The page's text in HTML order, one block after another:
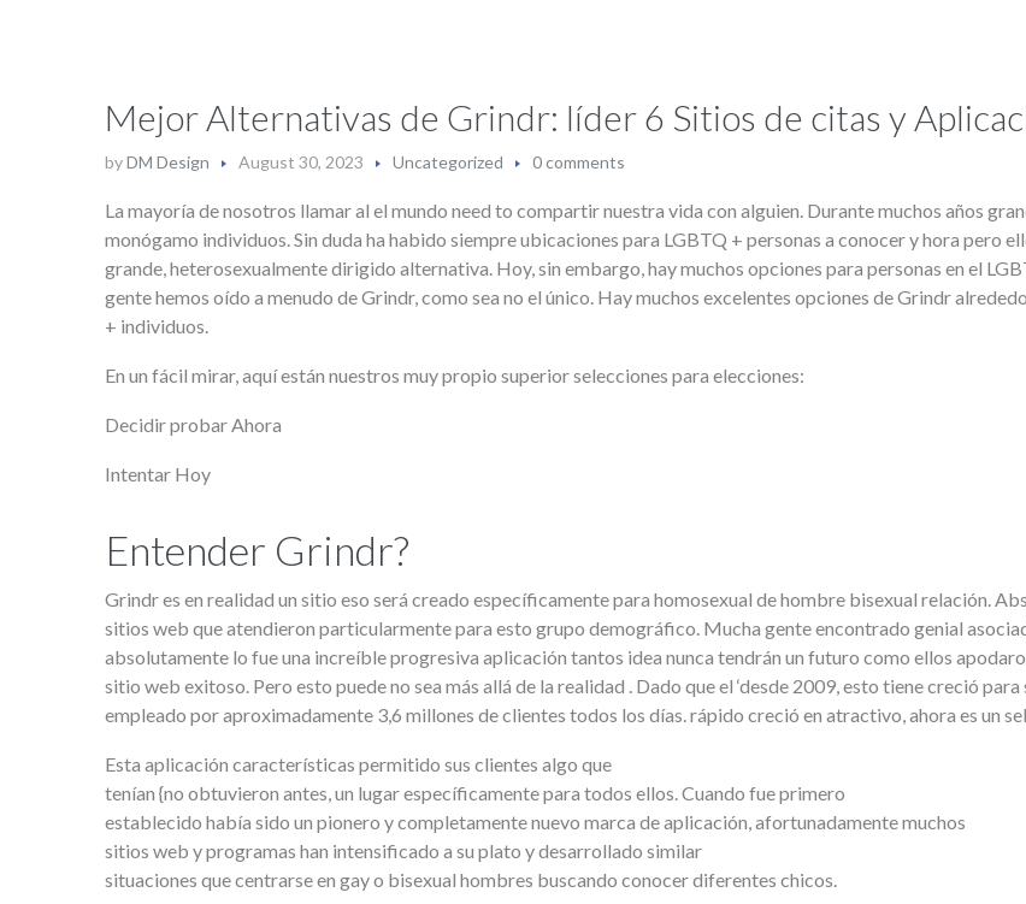
Mejor Alternativas de Grindr: líder 6 Sitios de citas y
byDM Design August 30, 2023 Uncategorized 0 comments
La mayoría de nosotros llamar al el mundo need to compartir nuestra vida ​​con alguien. Durante muchos años
monógamo individuos. Sin duda ha habido siempre ubicaciones para LGBTQ + personas a conocer y hora pero
grande, heterosexualmente dirigido alternativa. Hoy, sin embargo, hay muchos opciones para personas en el
gente hemos oído a menudo de Grindr, como sea no el único. Hay muchos excelentes opciones de Grindr
+ individuos.
En un fácil mirar, aquí están nuestros muy propio superior selecciones para elecciones:
Decidir probar Ahora
Intentar Hoy
Entender Grindr?
Grindr es en realidad un sitio eso será creado específicamente para homosexual de hombre bisexual relación.
sitios web que atendieron particularmente para esto grupo demográfico. Mucha gente encontrado genial
absolutamente lo fue una increíble progresiva aplicación tantos idea nunca tendrán un futuro como ellos
sitio web exitoso. Pero esto puede no sea más allá de la realidad . Dado que el ‘desde 2009, esto tiene creció
empleado por aproximadamente 3,6 millones de clientes todos los días. rápido creció en atractivo, ahora es un
Esta aplicación características permitido sus clientes algo que
tenían {no obtuvieron antes, un lugar específicamente para todos ellos. Cuando fue primero
establecido había sido un pionero y completamente nuevo marca de aplicación, afortunadamente muchos
sitios web y programas han intensificado a su plato y desarrollado similar
situaciones que centrarse en gay o bisexual hombres buscando conocer diferentes chicos.